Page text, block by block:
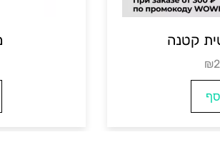
אלחוטית קטנה
₪החל מ-22
למידע נוסף